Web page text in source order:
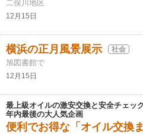
二俣川地区
12月15日
横浜の正月風景展示 社会
旭図書館で
12月15日
最上級オイルの激安交換と安全チェッ
年内最後の大人気企画
便利でお得な「オイル交換